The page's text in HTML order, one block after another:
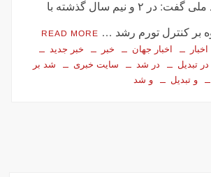
برای افزایش تولید ملی گفت: در ۲ و نیم سال گذشته با
بر کنترل تورم رشد … READ MORE
اخبار اخبار جهان خبر
خبر جدید
در تبدیل در شد سایت خبری
شد بر
و تبدیل و شد